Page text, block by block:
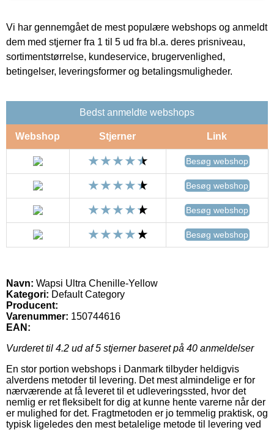
Vi har gennemgået de mest populære webshops og anmeldt
dem med stjerner fra 1 til 5 ud fra bl.a. deres prisniveau,
sortimentstørrelse, kundeservice, brugervenlighed,
betingelser, leveringsformer og betalingsmuligheder.
Bedst anmeldte webshops
Webshop Stjerner Link
Besøg webshop
Besøg webshop
Besøg webshop
Besøg webshop
Navn: Wapsi Ultra Chenille-Yellow
Kategori: Default Category
Producent:
Varenummer: 150744616
EAN:
Vurderet til 4.2 ud af 5 stjerner baseret på 40 anmeldelser
En stor portion webshops i Danmark tilbyder heldigvis
alverdens metoder til levering. Det mest almindelige er for
nærværende at få leveret til et udleveringssted, hvor det
nemlig er ret fleksibelt for dig at kunne hente varerne når der
er mulighed for det. Fragtmetoden er jo temmelig praktisk, og
typisk ligeledes den mest betalelige metode til levering ved